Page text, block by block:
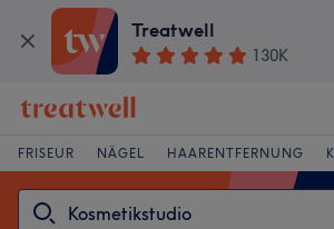
Treatwell
130K
FRISEUR NÄGEL HAARENTFERNUNG